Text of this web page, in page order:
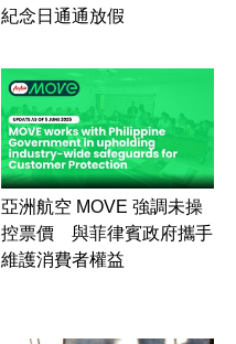
紀念日通通放假
亞洲航空 MOVE 強調未操
控票價 與菲律賓政府攜手
維護消費者權益